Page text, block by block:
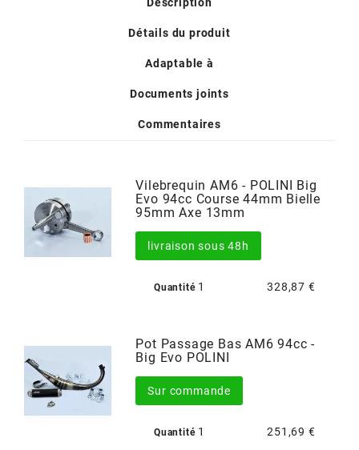
ARTEIN
ARTEK
AVOC
Détails du produit
Adaptable à
Documents joints
Commentaires
Vilebrequin AM6 - POLINI Big
Evo 94cc Course 44mm Bielle
95mm Axe 13mm
livraison sous 48h
Quantité1 328,87 €
Pot Passage Bas AM6 94cc -
Big Evo POLINI
Sur commande
Quantité1 251,69 €